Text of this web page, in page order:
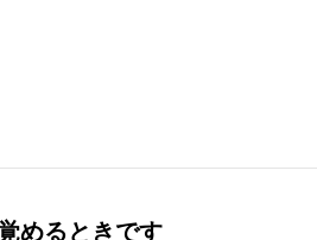
めるときです